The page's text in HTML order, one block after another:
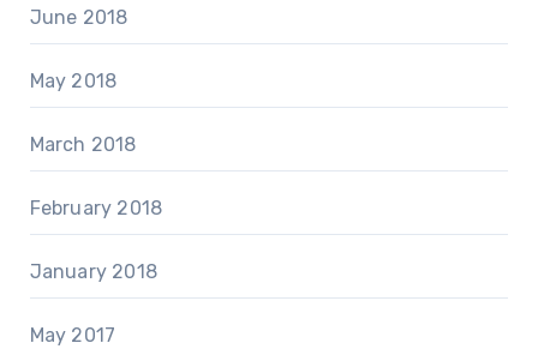
June 2018
May 2018
March 2018
February 2018
January 2018
May 2017